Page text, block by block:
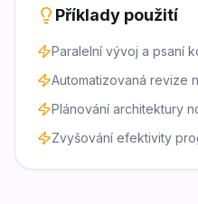
Příklady použití
Paralelní vývoj a psaní
Automatizovaná revize
Plánování architektury
Zvyšování efektivity